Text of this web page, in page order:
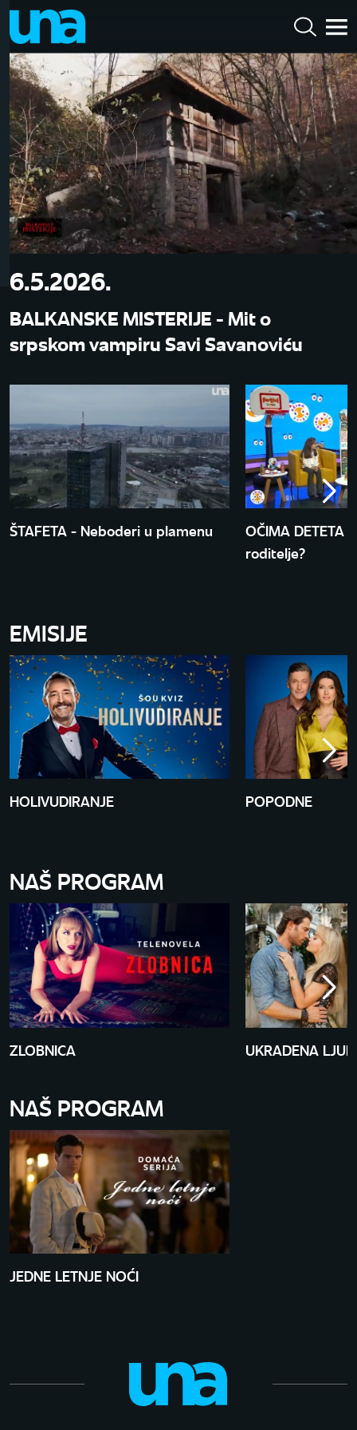
6.5.2026.
BALKANSKE MISTERIJE - Mit o
srpskom vampiru Savi Savanoviću
ŠTAFETA - Neboderi u plamenu
OČIMA DETETA
roditelje?
EMISIJE
HOLIVUDIRANJE POPODNE
NAŠ PROGRAM
ZLOBNICA UKRADENA
NAŠ PROGRAM
JEDNE LETNJE NOĆI